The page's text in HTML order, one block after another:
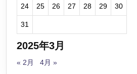
2025年3月
24 25 26 27 28 29 30
31
« 2月 4月 »